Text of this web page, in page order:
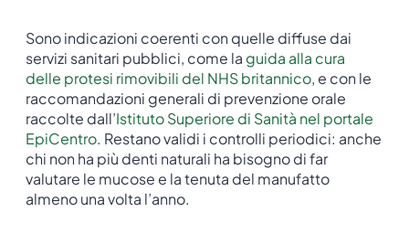
Sono indicazioni coerenti con quelle diffuse dai
servizi sanitari pubblici, come la guida alla cura
delle protesi rimovibili del NHS britannico, e con le
raccomandazioni generali di prevenzione orale
raccolte dall’Istituto Superiore di Sanità nel portale
EpiCentro. Restano validi i controlli periodici: anche
chi non ha più denti naturali ha bisogno di far
valutare le mucose e la tenuta del manufatto
almeno una volta l’anno.